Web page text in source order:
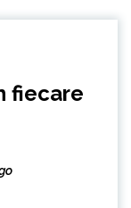
fiecare